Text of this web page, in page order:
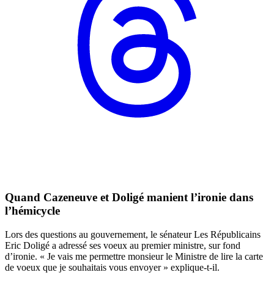
Quand Cazeneuve et Doligé manient l’ironie dans
l’hémicycle
Lors des questions au gouvernement, le sénateur Les Républicains
Eric Doligé a adressé ses voeux au premier ministre, sur fond
d’ironie. « Je vais me permettre monsieur le Ministre de lire la carte
de voeux que je souhaitais vous envoyer » explique-t-il.